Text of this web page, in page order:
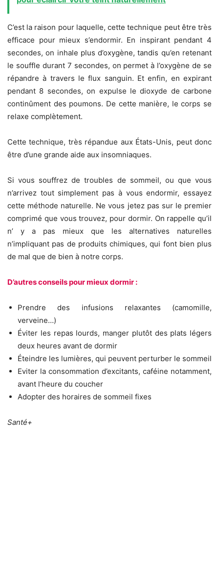
C’est la raison pour laquelle, cette technique peut être très
efficace pour mieux s’endormir. En inspirant pendant 4
secondes, on inhale plus d’oxygène, tandis qu’en retenant
le souffle durant 7 secondes, on permet à l’oxygène de se
répandre à travers le flux sanguin. Et enfin, en expirant
pendant 8 secondes, on expulse le dioxyde de carbone
continûment des poumons. De cette manière, le corps se
relaxe complètement.
Cette technique, très répandue aux États-Unis, peut donc
être d’une grande aide aux insomniaques.
Si vous souffrez de troubles de sommeil, ou que vous
n’arrivez tout simplement pas à vous endormir, essayez
cette méthode naturelle. Ne vous jetez pas sur le premier
comprimé que vous trouvez, pour dormir. On rappelle qu’il
n’ y a pas mieux que les alternatives naturelles
n’impliquant pas de produits chimiques, qui font bien plus
de mal que de bien à notre corps.
D’autres conseils pour mieux dormir :
Prendre des infusions relaxantes (camomille,
verveine…)
Éviter les repas lourds, manger plutôt des plats légers
deux heures avant de dormir
Éteindre les lumières, qui peuvent perturber le sommeil
Eviter la consommation d’excitants, caféine notamment,
avant l’heure du coucher
Adopter des horaires de sommeil fixes
Santé+